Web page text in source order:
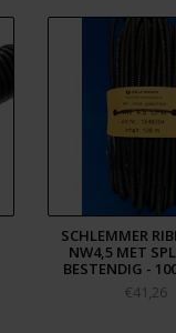
SCHLEMMER
NW4,5 MET
BESTENDIG -
€41,26